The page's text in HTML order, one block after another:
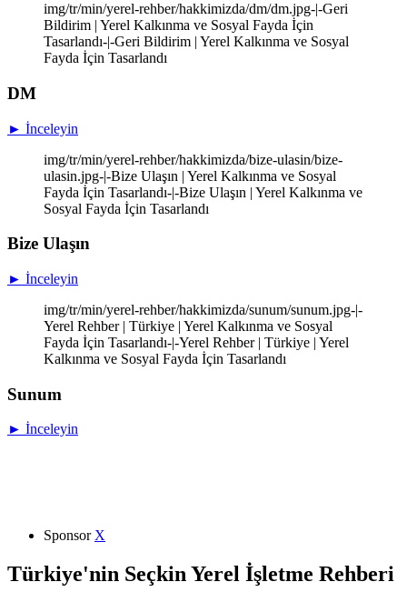
img/tr/min/yerel-rehber/hakkimizda/dm/dm.jpg-|-Geri
Bildirim | Yerel Kalkınma ve Sosyal Fayda İçin
Tasarlandı-|-Geri Bildirim | Yerel Kalkınma ve Sosyal
Fayda İçin Tasarlandı
DM
► İnceleyin
img/tr/min/yerel-rehber/hakkimizda/bize-ulasin/bize-
ulasin.jpg-|-Bize Ulaşın | Yerel Kalkınma ve Sosyal
Fayda İçin Tasarlandı-|-Bize Ulaşın | Yerel Kalkınma ve
Sosyal Fayda İçin Tasarlandı
Bize Ulaşın
► İnceleyin
img/tr/min/yerel-rehber/hakkimizda/sunum/sunum.jpg-|-
Yerel Rehber | Türkiye | Yerel Kalkınma ve Sosyal
Fayda İçin Tasarlandı-|-Yerel Rehber | Türkiye | Yerel
Kalkınma ve Sosyal Fayda İçin Tasarlandı
Sunum
► İnceleyin
Sponsor X
Türkiye'nin Seçkin Yerel İşletme Rehberi